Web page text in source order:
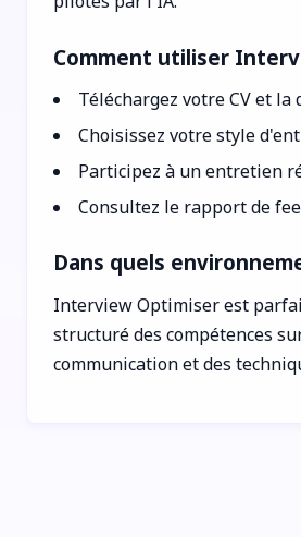
Comment utiliser
Téléchargez votre CV et
Choisissez votre style
Participez à un entretien
Consultez le rapport de
Dans quels
Interview Optimiser est
structuré des compétences
communication et des